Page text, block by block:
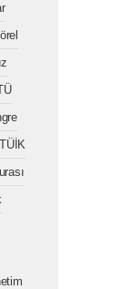
TÜİK